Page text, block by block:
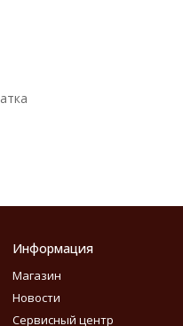
Информация
Магазин
Новости
Сервисный центр